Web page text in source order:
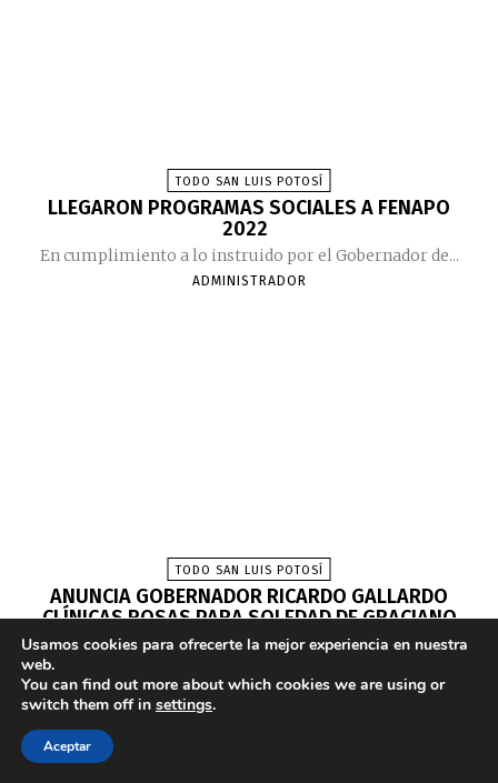
Usamos cookies para ofrecerte la mejor experiencia en nuestra
web.
You can find out more about which cookies we are using or
switch them off in settings.
Aceptar